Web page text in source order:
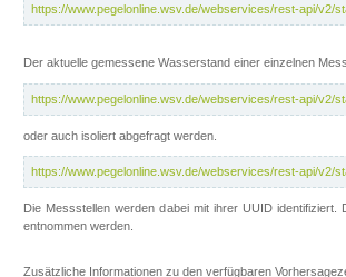
https://www.pegelonline.wsv.de/webservices/rest-api/v2/
Der aktuelle gemessene Wasserstand einer einzelnen
https://www.pegelonline.wsv.de/webservices/rest-api/v2/
oder auch isoliert abgefragt werden.
https://www.pegelonline.wsv.de/webservices/rest-api/v2/
Die Messstellen werden dabei mit ihrer UUID identifiziert.
entnommen werden.
Zusätzliche Informationen zu den verfügbaren